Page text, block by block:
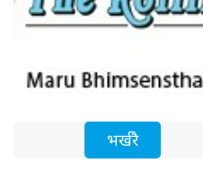
भर्खरै